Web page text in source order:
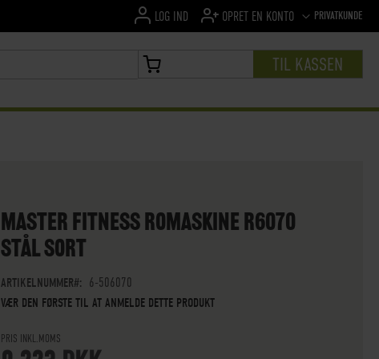
SPROGPRIVATKUNDE
LOG IND OPRET EN KONTO
MIN INDKØBSKURV TIL KASSEN
MASTER FITNESS ROMASKINE R6070
STÅL SORT
ARTIKELNUMMER
6-506070
VÆR DEN FØRSTE TIL AT ANMELDE DETTE PRODUKT
PRIS INKL.MOMS